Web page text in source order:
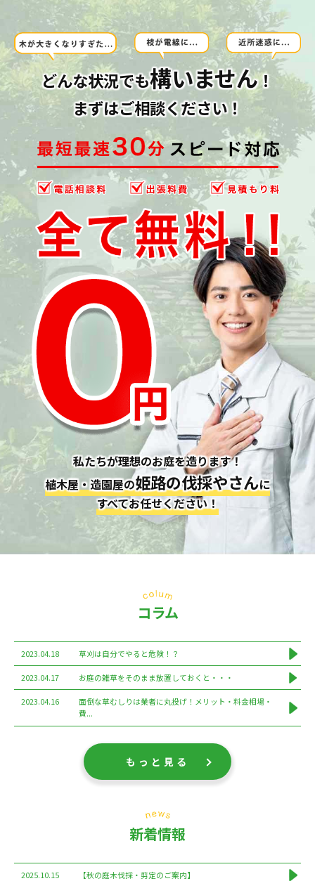
どんな状況でも構いません！
まずはご相談ください！
私たちが理想のお庭を造ります！
植木屋・造園屋の姫路の伐採やさんに
すべてお任せください！
コラム
2023.04.18 草刈は自分でやると危険！？
2023.04.17 お庭の雑草をそのまま放置しておくと・・・
2023.04.16
面倒な草むしりは業者に丸投げ！メリット・料金相場・
費...
もっと見る
新着情報
2025.10.15 【秋の庭木伐採・剪定のご案内】